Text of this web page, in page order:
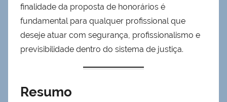
finalidade da proposta de honorários é
fundamental para qualquer profissional que
deseje atuar com segurança, profissionalismo e
previsibilidade dentro do sistema de justiça.
Resumo